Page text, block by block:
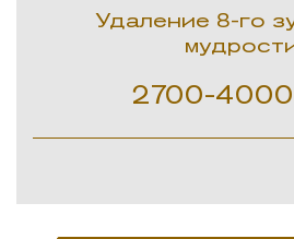
Удаление 8-го
2700-4000